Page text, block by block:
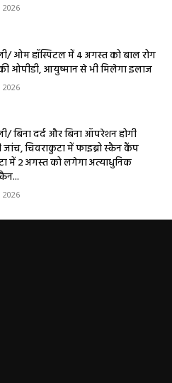
2026
ओम हॉस्पिटल में 4 अगस्त को बाल रोग
ओपीडी, आयुष्मान से भी मिलेगा इलाज
2026
बिना दर्द और बिना ऑपरेशन होगी
चिवराकुटा में फाइब्रो स्कैन कैंप
में 2 अगस्त को लगेगा अत्याधुनिक
2026